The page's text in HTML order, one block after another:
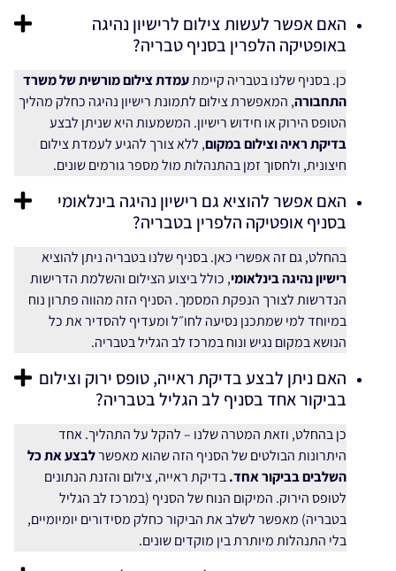
האם אפשר לעשות צילום לרישיון נהיגה
באופטיקה הלפרין בסניף טבריה?
כן. בסניף שלנו בטבריה קיימתעמדת צילום מורשית של משרד
התחבורה, המאפשרת צילום לתמונת רישיון נהיגה כחלק מהליך
הטופס הירוק או חידוש רישיון. המשמעות היא שניתן לבצע
בדיקת ראיה וצילום במקום, ללא צורך להגיע לעמדת צילום
חיצונית, ולחסוך זמן בהתנהלות מול מספר גורמים שונים.
האם אפשר להוציא גם רישיון נהיגה בינלאומי
בסניף אופטיקה הלפרין בטבריה?
בהחלט, גם זה אפשרי כאן. בסניף שלנו בטבריה ניתן להוציא
רישיון נהיגה בינלאומי, כולל ביצוע הצילום והשלמת הדרישות
הנדרשות לצורך הנפקת המסמך. הסניף הזה מהווה פתרון נוח
במיוחד למי שמתכנן נסיעה לחו״ל ומעדיף להסדיר את כל
הנושא במקום נגיש ונוח במרכז לב הגליל בטבריה.
האם ניתן לבצע בדיקת ראייה, טופס ירוק וצילום
בביקור אחד בסניף לב הגליל בטבריה?
כן בהחלט, וזאת המטרה שלנו – להקל על התהליך. אחד
היתרונות הבולטים של הסניף הזה שהוא מאפשרלבצע את כל
השלבים בביקור אחד.בדיקת ראייה, צילום והזנת הנתונים
לטופס הירוק. המיקום הנוח של הסניף (במרכז לב הגליל
בטבריה) מאפשר לשלב את הביקור כחלק מסידורים יומיומיים,
בלי התנהלות מיותרת בין מוקדים שונים.